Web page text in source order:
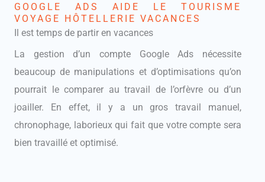
GOOGLE ADS AIDE LE TOURISME
VOYAGE HÔTELLERIE VACANCES
Il est temps de partir en vacances
La gestion d’un compte Google Ads nécessite
beaucoup de manipulations et d’optimisations qu’on
pourrait le comparer au travail de l’orfèvre ou d’un
joailler. En effet, il y a un gros travail manuel,
chronophage, laborieux qui fait que votre compte sera
bien travaillé et optimisé.